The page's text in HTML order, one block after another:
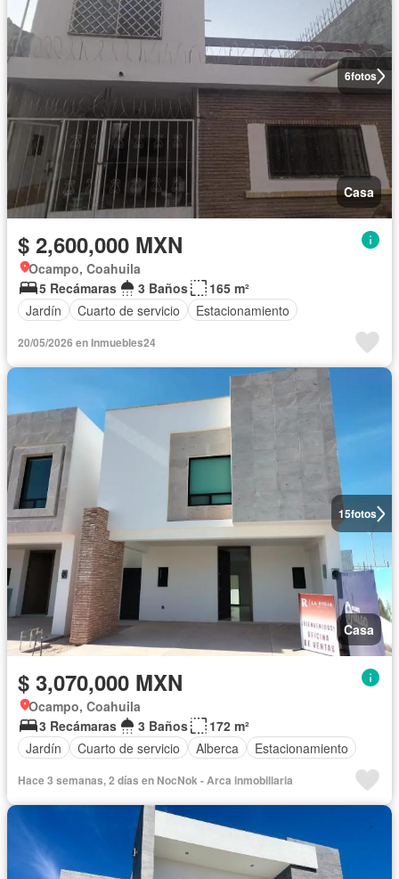
6fotos
Casa
$ 2,600,000 MXN
Ocampo, Coahuila
5 Recámaras
3 Baños
165 m²
Jardín
Cuarto de servicio Estacionamiento
20/05/2026 en Inmuebles24
15fotos
Casa
$ 3,070,000 MXN
Ocampo, Coahuila
3 Recámaras
3 Baños
172 m²
Jardín
Cuarto de servicio Alberca Estacionamiento
Hace 3 semanas, 2 días en NocNok - Arca inmobiliaria